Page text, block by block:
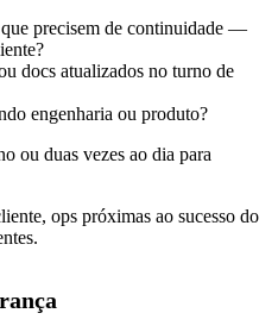
precisem de continuidade —
docs atualizados no turno de
engenharia ou produto?
ou duas vezes ao dia para
ops próximas ao sucesso do